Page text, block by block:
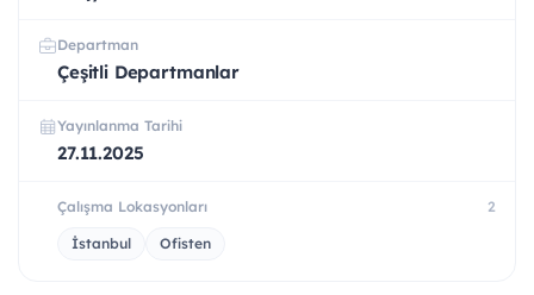
Departman
Çeşitli Departmanlar
Yayınlanma Tarihi
27.11.2025
Çalışma Lokasyonları 2
İstanbul Ofisten